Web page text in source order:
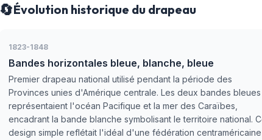
🔄Évolution historique du drapeau
1823-1848
Bandes horizontales bleue, blanche, bleue
Premier drapeau national utilisé pendant la période des
Provinces unies d'Amérique centrale. Les deux bandes bleues
représentaient l'océan Pacifique et la mer des Caraïbes,
encadrant la bande blanche symbolisant le territoire national.
design simple reflétait l'idéal d'une fédération centraméricaine